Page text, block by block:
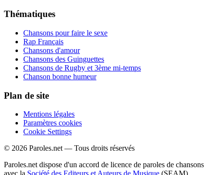
Thématiques
Chansons pour faire le sexe
Rap Français
Chansons d'amour
Chansons des Guinguettes
Chansons de Rugby et 3ème mi-temps
Chanson bonne humeur
Plan de site
Mentions légales
Paramètres cookies
Cookie Settings
© 2026 Paroles.net — Tous droits réservés
Paroles.net dispose d'un accord de licence de paroles de chansons